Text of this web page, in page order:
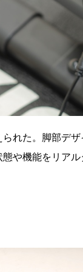
れた。脚部デ
や機能をリア